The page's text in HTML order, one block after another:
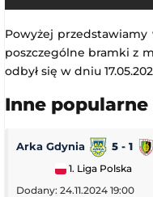
Powyżej
poszczególne bramki z
odbył się w dniu
Inne
Arka Gdynia 5 - 1
1. Liga Polska
Dodany: 24.11.2024 19:00